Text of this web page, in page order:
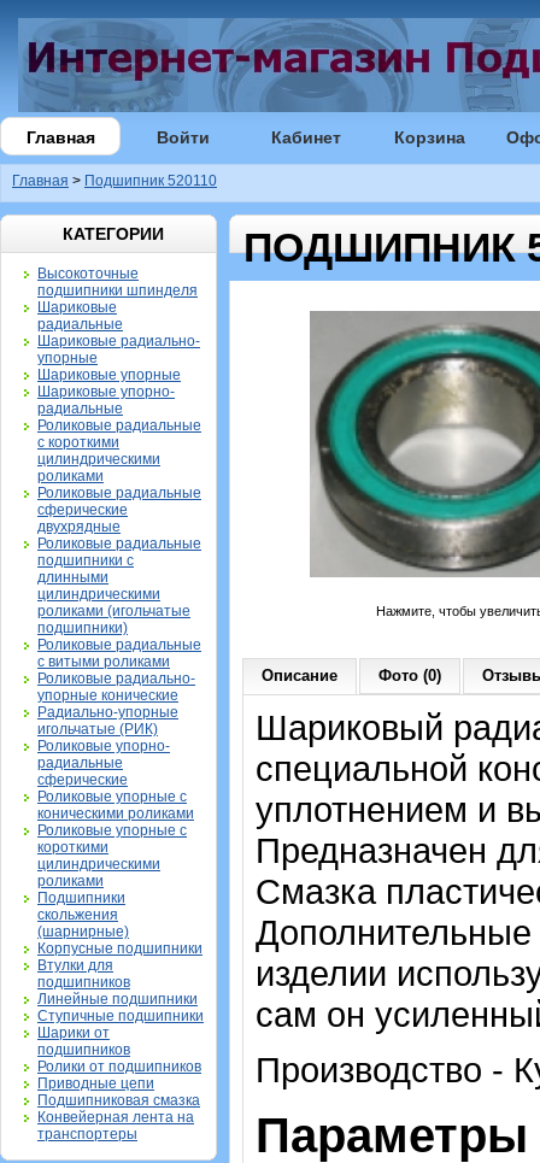
Главная Войти Кабинет Корзина
Главная > Подшипник 520110
КАТЕГОРИИ
Высокоточные
подшипники шпинделя
Шариковые
радиальные
Шариковые радиально-
упорные
Шариковые упорные
Шариковые упорно-
радиальные
Роликовые радиальные
с короткими
цилиндрическими
роликами
Роликовые радиальные
сферические
двухрядные
Роликовые радиальные
подшипники с
длинными
цилиндрическими
роликами (игольчатые
подшипники)
Роликовые радиальные
с витыми роликами
Роликовые радиально-
упорные конические
Радиально-упорные
игольчатые (РИК)
Роликовые упорно-
радиальные
сферические
Роликовые упорные с
коническими роликами
Роликовые упорные с
короткими
цилиндрическими
роликами
Подшипники
скольжения
(шарнирные)
Корпусные подшипники
Втулки для
подшипников
Линейные подшипники
Ступичные подшипники
Шарики от
подшипников
Ролики от подшипников
Приводные цепи
Подшипниковая смазка
Конвейерная лента на
транспортеры
ПОДШИПНИК
Нажмите, чтобы
Описание Фото (0)
Шариковый
специальной
уплотнением и
Предназначен
Смазка
Дополнительные
изделии
сам он
Производство -
Параметры